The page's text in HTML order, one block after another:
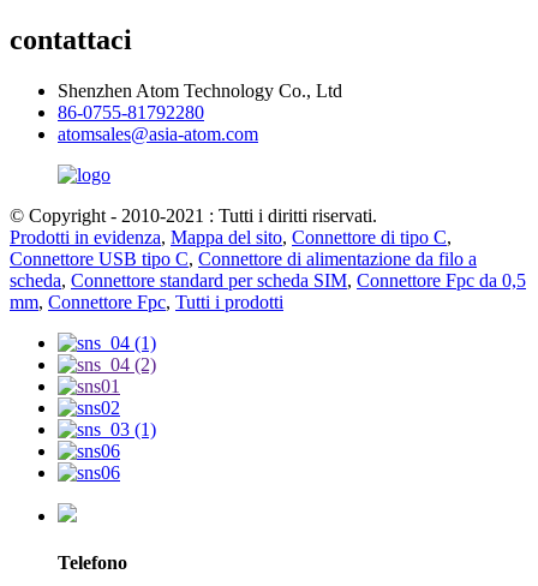
contattaci
Shenzhen Atom Technology Co., Ltd
86-0755-81792280
atomsales@asia-atom.com
© Copyright - 2010-2021 : Tutti i diritti riservati.
Prodotti in evidenza, Mappa del sito, Connettore di tipo C,
Connettore USB tipo C, Connettore di alimentazione da filo a
scheda, Connettore standard per scheda SIM, Connettore Fpc da 0,5
mm, Connettore Fpc, Tutti i prodotti
Telefono